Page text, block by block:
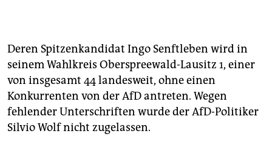
Deren Spitzenkandidat Ingo Senftleben wird in
seinem Wahlkreis Oberspreewald-Lausitz 1, einer
von insgesamt 44 landesweit, ohne einen
Konkurrenten von der AfD antreten. Wegen
fehlender Unterschriften wurde der AfD-Politiker
Silvio Wolf nicht zugelassen.